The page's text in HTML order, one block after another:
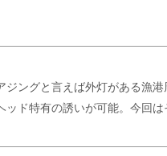
ングと言えば外灯がある漁
ド特有の誘いが可能。今回